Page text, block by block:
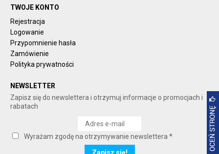
TWOJE KONTO
Rejestracja
Logowanie
Przypomnienie hasła
Zamówienie
Polityka prywatności
NEWSLETTER
Zapisz się do newslettera i otrzymuj informacje o promocjach i
rabatach
Wyrażam zgodę na otrzymywanie newslettera *